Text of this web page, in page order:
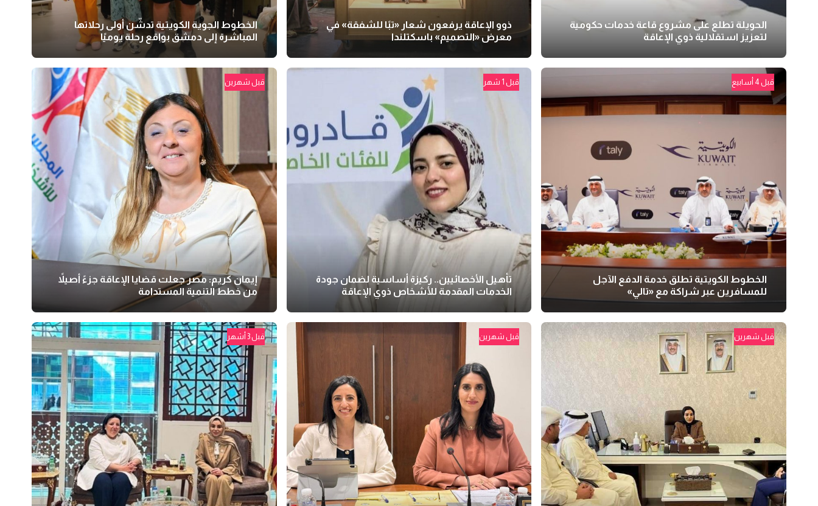
الحويلة تطلع على مشروع قاعة خدمات حكومية
لتعزيز استقلالية ذوي الإعاقة
ذوو الإعاقة يرفعون شعار «تبًا للشفقة» في
معرض «التصميم» باسكتلندا
الخطوط الجوية الكويتية تدشّن أولى رحلاتها
المباشرة إلى دمشق بواقع رحلة يوميًا
قبل 4 أسابيع
الخطوط الكويتية تطلق خدمة الدفع الآجل
للمسافرين عبر شراكة مع «تالي»
قبل 1 شهر
تأهيل الأخصائيين.. ركيزة أساسية لضمان جودة
الخدمات المقدمة للأشخاص ذوي الإعاقة
قبل شهرين
إيمان كريم: مصر جعلت قضايا الإعاقة جزءً أصيلاً
من خطط التنمية المستدامة
قبل شهرين قبل شهرين قبل 3 أشهر